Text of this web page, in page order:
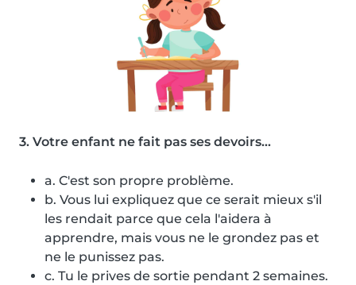
3. Votre enfant ne fait pas ses devoirs...
a. C'est son propre problème.
b. Vous lui expliquez que ce serait mieux s'il
les rendait parce que cela l'aidera à
apprendre, mais vous ne le grondez pas et
ne le punissez pas.
c. Tu le prives de sortie pendant 2 semaines.